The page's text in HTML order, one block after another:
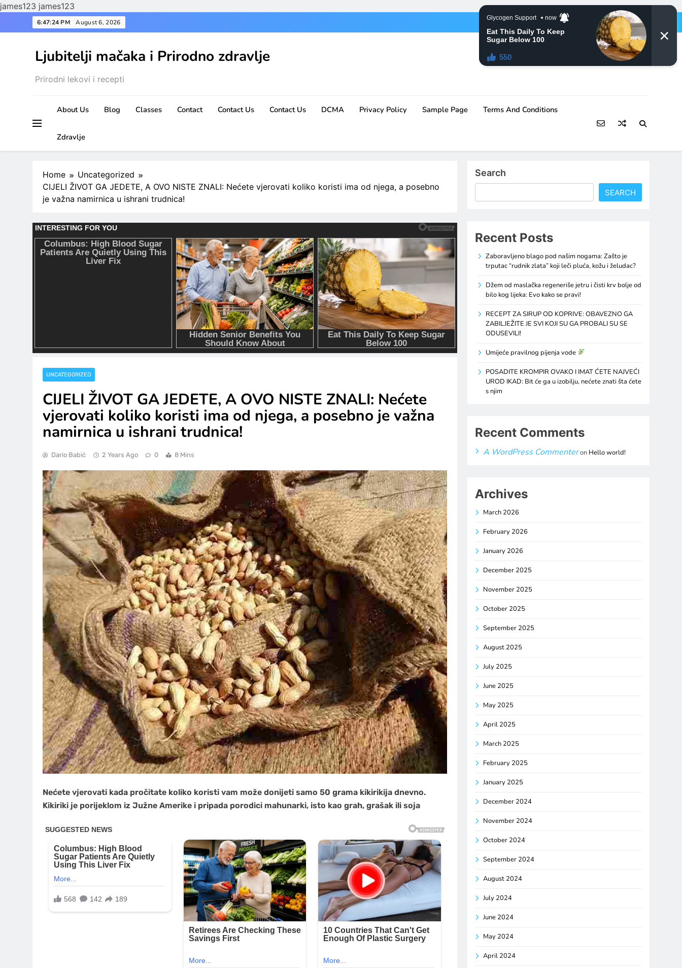
james123 james123
to
6:47:25 PM August 6, 2026
Ljubitelji mačaka i Prirodno zdravlje
Prirodni lekovi i recepti
About Us Blog Classes Contact Contact Us Contact Us DCMA Privacy Policy Sample Page Terms And Conditions
Zdravlje
Home
Uncategorized
CIJELI ŽIVOT GA JEDETE, A OVO NISTE ZNALI: Nećete vjerovati koliko koristi ima od njega, a posebno
je važna namirnica u ishrani trudnica!
UNCATEGORIZED
CIJELI ŽIVOT GA JEDETE, A OVO NISTE ZNALI: Nećete
vjerovati koliko koristi ima od njega, a posebno je važna
namirnica u ishrani trudnica!
Dario Babić 2 Years Ago 0 8 Mins
Nećete vjerovati kada pročitate koliko koristi vam može donijeti samo 50 grama kikirikija dnevno.
Kikiriki je porijeklom iz Južne Amerike i pripada porodici mahunarki, isto kao grah, grašak ili soja
Search
SEARCH
Recent Posts
Zaboravljeno blago pod našim nogama: Zašto je
trputac “rudnik zlata” koji leči pluća, kožu i želudac?
Džem od maslačka regeneriše jetru i čisti krv bolje od
bilo kog lijeka: Evo kako se pravi!
RECEPT ZA SIRUP OD KOPRIVE: OBAVEZNO GA
ZABILJEŽITE JE SVI KOJI SU GA PROBALI SU SE
ODUSEVILI!
Umijeće pravilnog pijenja vode
POSADITE KROMPIR OVAKO I IMAT ĆETE NAJVEĆI
UROD IKAD: Bit će ga u izobilju, nećete znati šta ćete
s njim
Recent Comments
A WordPress Commenteron Hello world!
Archives
March 2026
February 2026
January 2026
December 2025
November 2025
October 2025
September 2025
August 2025
July 2025
June 2025
May 2025
April 2025
March 2025
February 2025
January 2025
December 2024
November 2024
October 2024
September 2024
August 2024
July 2024
June 2024
May 2024
April 2024